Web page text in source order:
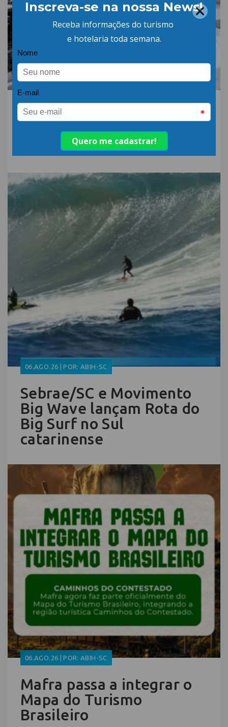
06.AGO.26 | POR: ABIH-SC
Qual a diferença entre
detergente alcalino e
neutro?
06.AGO.26 | POR: ABIH-SC
Sebrae/SC e Movimento
Big Wave lançam Rota do
Big Surf no Sul
catarinense
06.AGO.26 | POR: ABIH-SC
Mafra passa a integrar o
Mapa do Turismo
Brasileiro